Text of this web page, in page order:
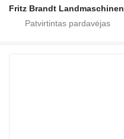
Fritz Brandt Landmaschinen